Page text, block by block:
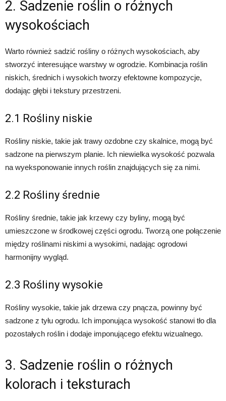
2. Sadzenie roślin o różnych
wysokościach
Warto również sadzić rośliny o różnych wysokościach, aby
stworzyć interesujące warstwy w ogrodzie. Kombinacja roślin
niskich, średnich i wysokich tworzy efektowne kompozycje,
dodając głębi i tekstury przestrzeni.
2.1 Rośliny niskie
Rośliny niskie, takie jak trawy ozdobne czy skalnice, mogą być
sadzone na pierwszym planie. Ich niewielka wysokość pozwala
na wyeksponowanie innych roślin znajdujących się za nimi.
2.2 Rośliny średnie
Rośliny średnie, takie jak krzewy czy byliny, mogą być
umieszczone w środkowej części ogrodu. Tworzą one połączenie
między roślinami niskimi a wysokimi, nadając ogrodowi
harmonijny wygląd.
2.3 Rośliny wysokie
Rośliny wysokie, takie jak drzewa czy pnącza, powinny być
sadzone z tyłu ogrodu. Ich imponująca wysokość stanowi tło dla
pozostałych roślin i dodaje imponującego efektu wizualnego.
3. Sadzenie roślin o różnych
kolorach i teksturach